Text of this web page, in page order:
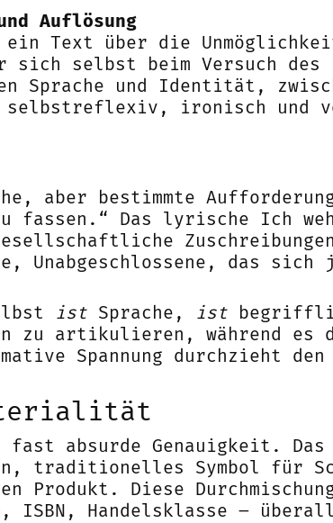
Auflösung
Text über die
selbst beim Versuch des
Sprache und Identität,
selbstreflexiv, ironisch und
aber bestimmte
Das lyrische Ich
Unabgeschlossene, das sich
ist Sprache, ist
zu artikulieren, während es
Spannung durchzieht den
fast absurde Genauigkeit. Das
traditionelles Symbol für
Diese
ISBN, Handelsklasse –